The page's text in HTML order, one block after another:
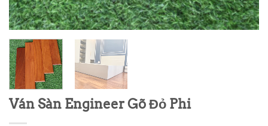
Ván Sàn Engineer Gõ Đỏ Phi